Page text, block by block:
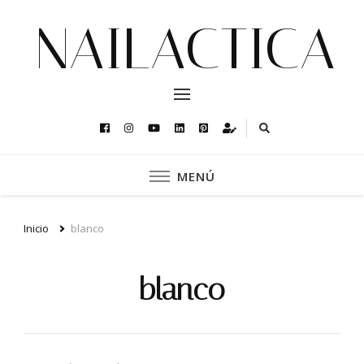
NAILACTICA
MENÚ
Inicio blanco
blanco